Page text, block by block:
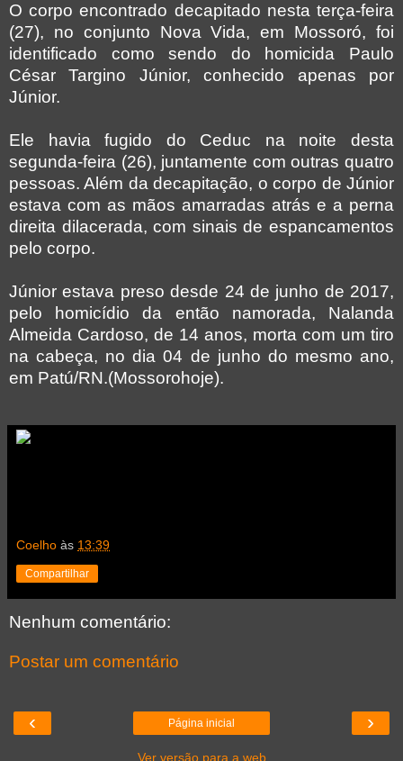
O corpo encontrado decapitado nesta terça-feira
(27), no conjunto Nova Vida, em Mossoró, foi
identificado como sendo do homicida Paulo
César Targino Júnior, conhecido apenas por
Júnior.
Ele havia fugido do Ceduc na noite desta
segunda-feira (26), juntamente com outras quatro
pessoas. Além da decapitação, o corpo de Júnior
estava com as mãos amarradas atrás e a perna
direita dilacerada, com sinais de espancamentos
pelo corpo.
Júnior estava preso desde 24 de junho de 2017,
pelo homicídio da então namorada, Nalanda
Almeida Cardoso, de 14 anos, morta com um tiro
na cabeça, no dia 04 de junho do mesmo ano,
em Patú/RN.(Mossorohoje).
Coelho às 13:39
Compartilhar
Nenhum comentário:
Postar um comentário
‹ ›
Página inicial
Ver versão para a web